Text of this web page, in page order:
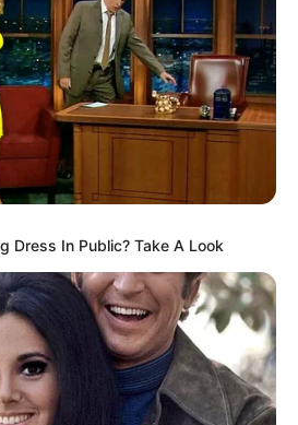
Dress In Public? Take A Look